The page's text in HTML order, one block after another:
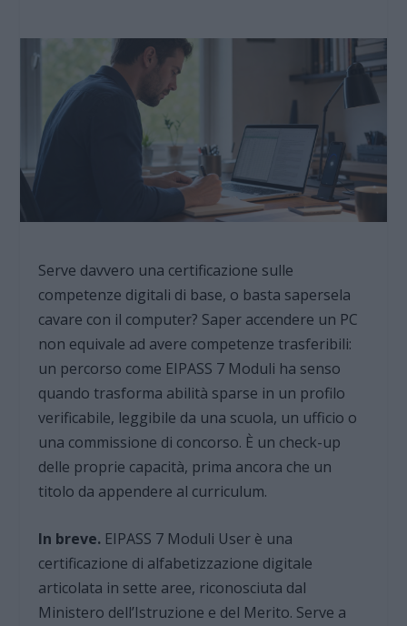
Serve davvero una certificazione sulle
competenze digitali di base, o basta sapersela
cavare con il computer? Saper accendere un PC
non equivale ad avere competenze trasferibili:
un percorso come EIPASS 7 Moduli ha senso
quando trasforma abilità sparse in un profilo
verificabile, leggibile da una scuola, un ufficio o
una commissione di concorso. È un check-up
delle proprie capacità, prima ancora che un
titolo da appendere al curriculum.
In breve. EIPASS 7 Moduli User è una
certificazione di alfabetizzazione digitale
articolata in sette aree, riconosciuta dal
Ministero dell’Istruzione e del Merito. Serve a